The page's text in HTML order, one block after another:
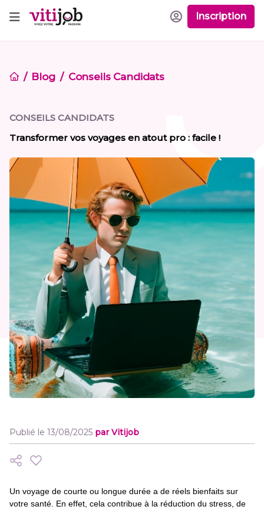
Inscription
Blog Conseils Candidats
CONSEILS CANDIDATS
Transformer vos voyages en atout pro : facile !
Publié le 13/08/2025 par Vitijob
Un voyage de courte ou longue durée a de réels bienfaits sur
votre santé. En effet, cela contribue à la réduction du stress, de